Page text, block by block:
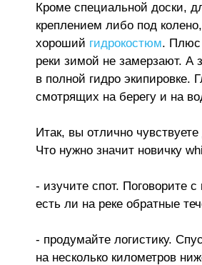
Кроме специальной доски,
креплением либо под
хороший гидрокостюм. Плюс
реки зимой не замерзают. А
в полной гидро экипировке.
смотрящих на берегу и на
Итак, вы отлично
Что нужно значит новичку
- изучите спот. Поговорите
есть ли на реке обратные
- продумайте логистику.
на несколько километров